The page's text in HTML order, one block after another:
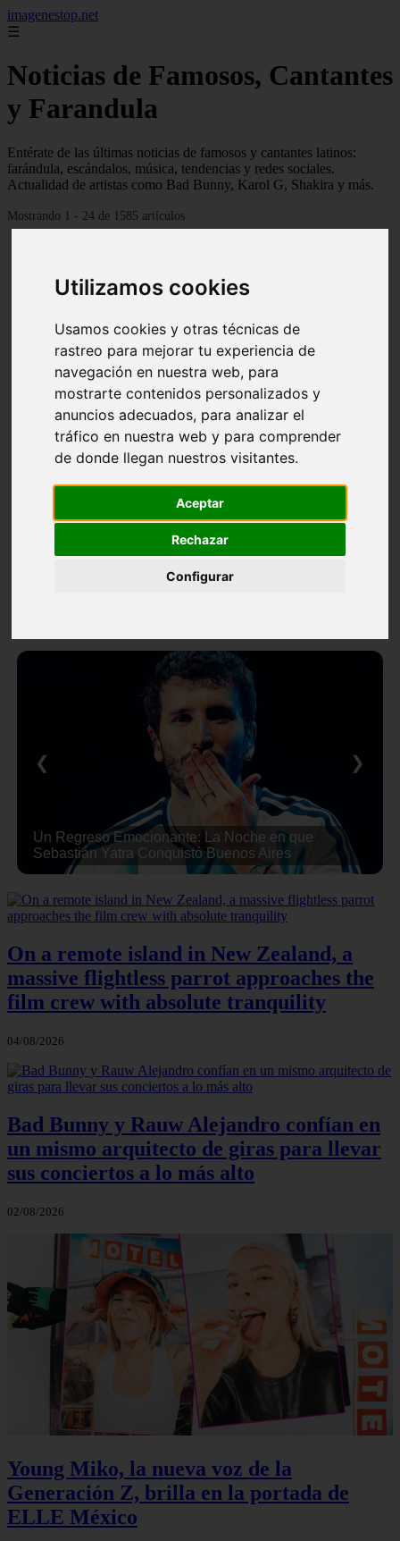
Utilizamos cookies
Usamos cookies y otras técnicas de
rastreo para mejorar tu experiencia de
navegación en nuestra web, para
mostrarte contenidos personalizados y
anuncios adecuados, para analizar el
tráfico en nuestra web y para comprender
de donde llegan nuestros visitantes.
Aceptar
Rechazar
Configurar
imagenestop.net
☰
Noticias de Famosos, Cantantes
y Farandula
Entérate de las últimas noticias de famosos y cantantes latinos:
farándula, escándalos, música, tendencias y redes sociales.
Actualidad de artistas como Bad Bunny, Karol G, Shakira y más.
Mostrando 1 - 24 de 1585 artículos
Un Regreso Emocionante: La Noche en que
Sebastián Yatra Conquistó Buenos Aires
❮ ❯
On a remote island in New Zealand, a
massive flightless parrot approaches the
film crew with absolute tranquility
04/08/2026
Bad Bunny y Rauw Alejandro confían en
un mismo arquitecto de giras para llevar
sus conciertos a lo más alto
02/08/2026
Young Miko, la nueva voz de la
Generación Z, brilla en la portada de
ELLE México